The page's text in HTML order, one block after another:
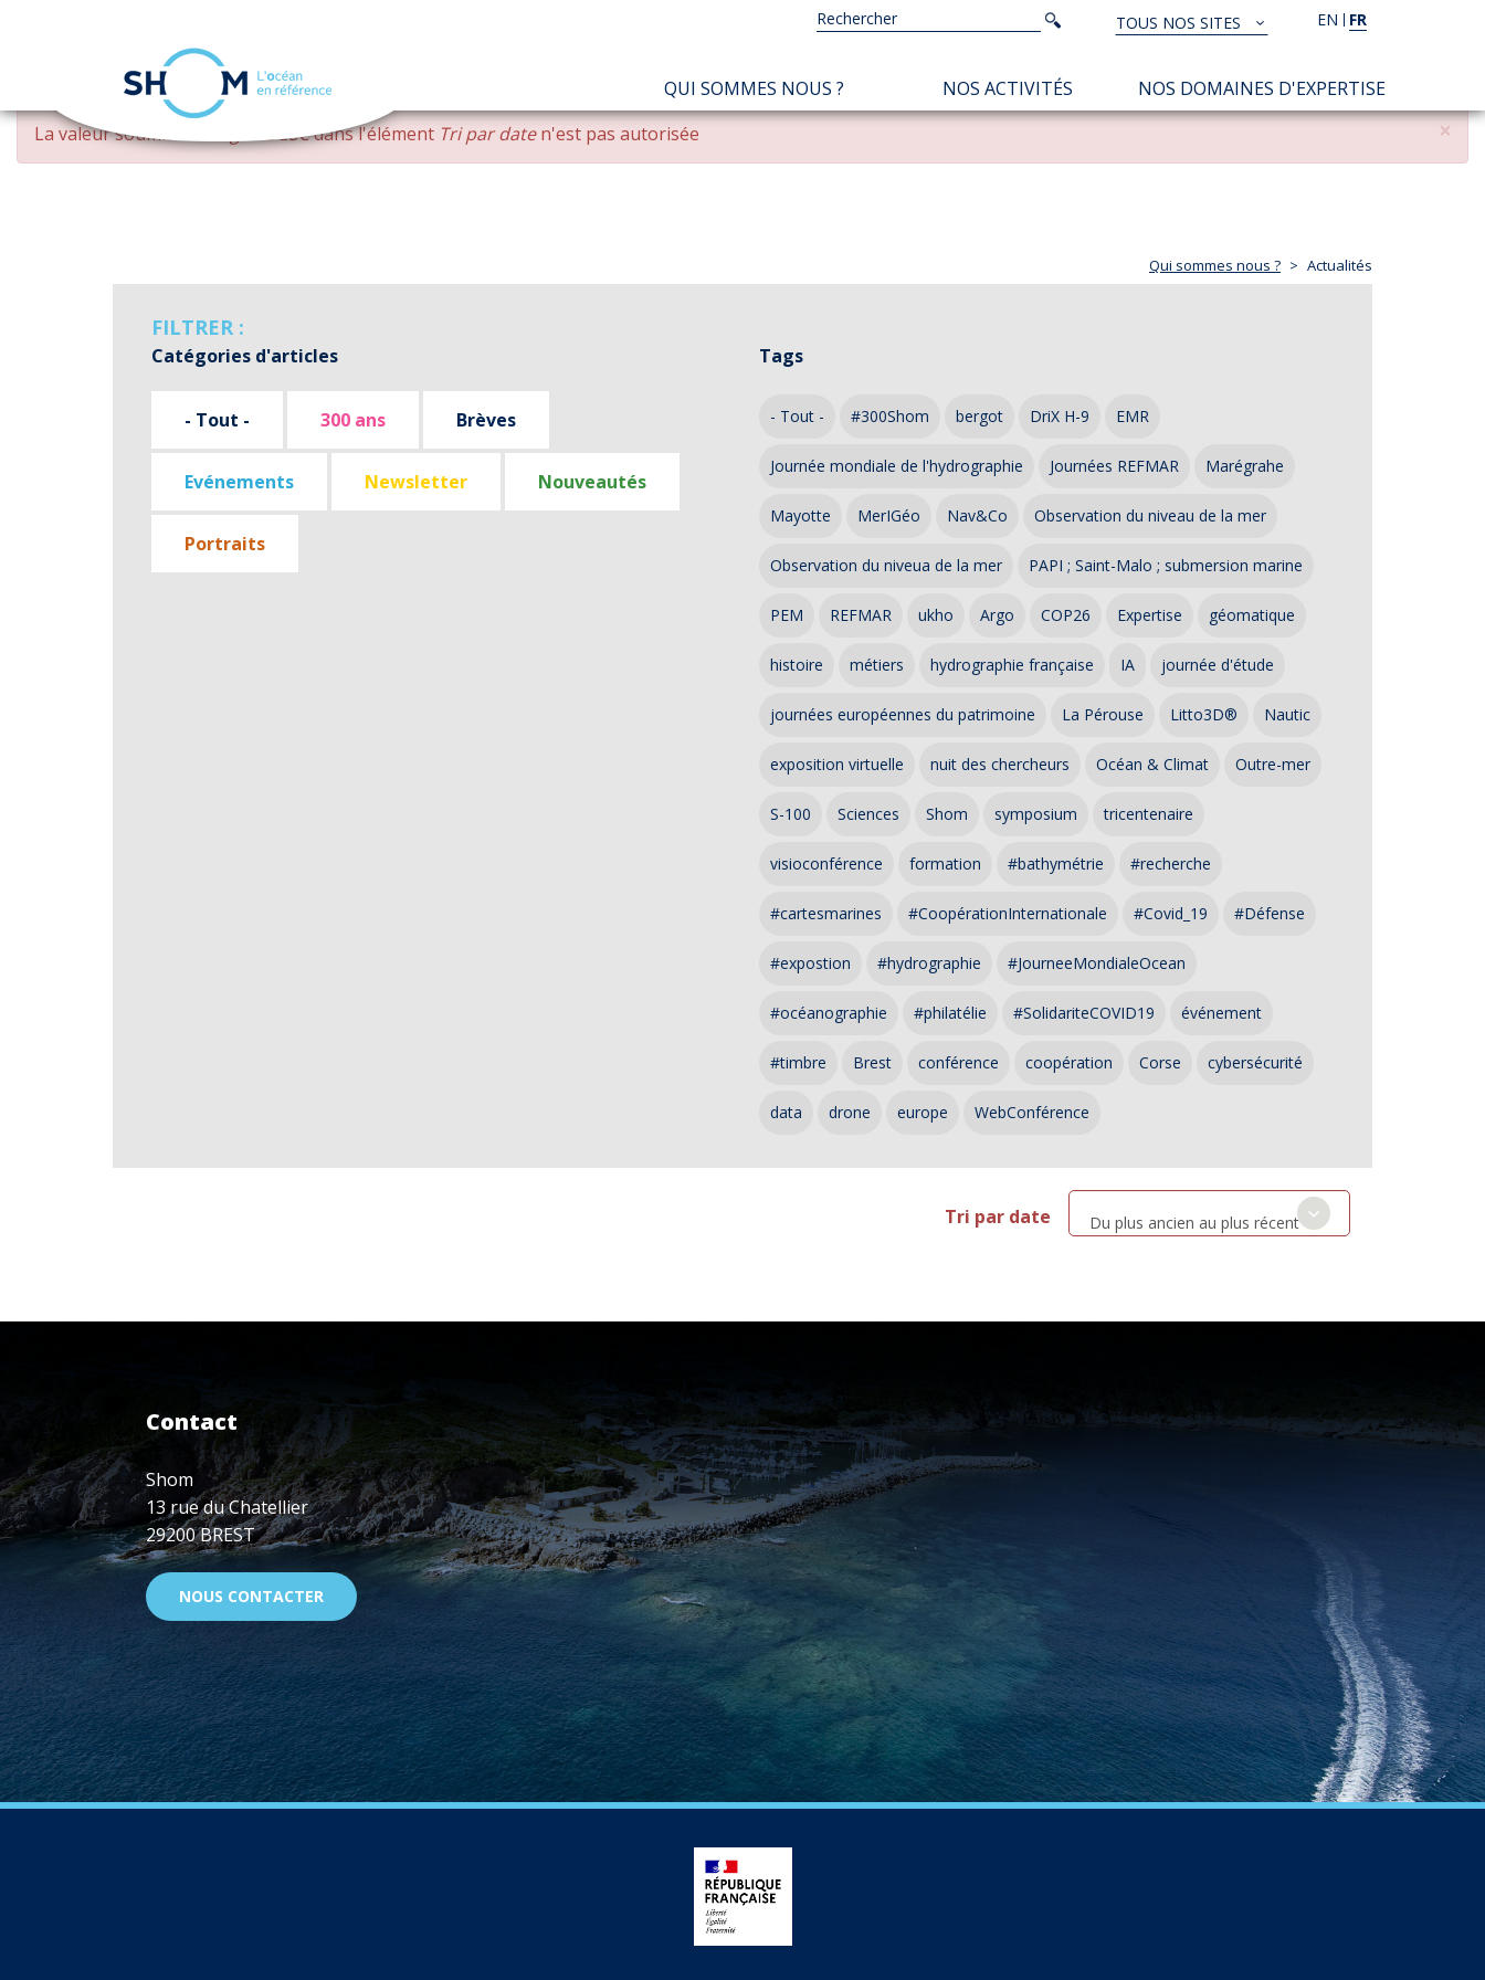
Aller
contenu
EN FR
TOUS
NOS
SITES
TOUS NOS SITES
Rechercher
Rechercher
NAVIGATION
PRINCIPALE
QUI SOMMES NOUS ? NOS ACTIVITÉS NOS DOMAINES D'EXPERTISE
×
MESSAGE
D'ERREUR
La valeur soumise changed DESCdans l'élément Tri par daten'est pas autorisée
Qui sommes nous ? Actualités
FILTRER :
Catégories d'articles
- Tout - 300 ans Brèves
Evénements Newsletter Nouveautés
Portraits
Tags
- Tout - #300Shom bergot DriX H-9 EMR
Journée mondiale de l'hydrographie Journées REFMAR Marégrahe
Mayotte MerIGéo Nav&Co Observation du niveau de la mer
Observation du niveua de la mer PAPI ; Saint-Malo ; submersion marine
PEM REFMAR ukho Argo COP26 Expertise géomatique
histoire métiers hydrographie française IA journée d'étude
journées européennes du patrimoine La Pérouse Litto3D® Nautic
exposition virtuelle nuit des chercheurs Océan & Climat Outre-mer
S-100 Sciences Shom symposium tricentenaire
visioconférence formation #bathymétrie #recherche
#cartesmarines #CoopérationInternationale #Covid_19 #Défense
#expostion #hydrographie #JourneeMondialeOcean
#océanographie #philatélie #SolidariteCOVID19 événement
#timbre Brest conférence coopération Corse cybersécurité
data drone europe WebConférence
Tri par date Du plus ancien au plus récent
Contact
Shom
13 rue du Chatellier
29200 BREST
NOUS CONTACTER